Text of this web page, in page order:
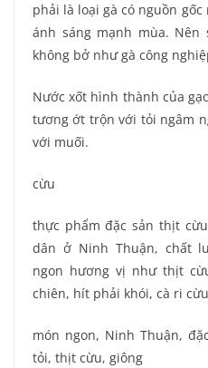
phải là loại gà có nguồn
ánh sáng mạnh mùa.
không bở như gà công
Nước xốt hình thành của
tương ớt trộn với tỏi ngâm
với muối.
cừu
thực phẩm đặc sản thịt
dân ở Ninh Thuận, chất
ngon hương vị như thịt
chiên, hít phải khói, cà ri
món ngon, Ninh Thuận,
tỏi, thịt cừu, giông